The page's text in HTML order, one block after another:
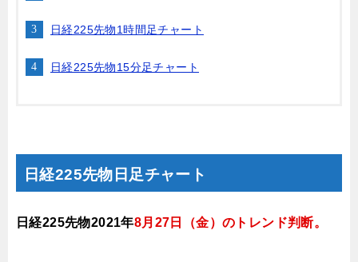
日経225先物1時間足チャート
日経225先物15分足チャート
日経225先物日足チャート
日経225先物2021年8月27日（金）のトレンド判断。